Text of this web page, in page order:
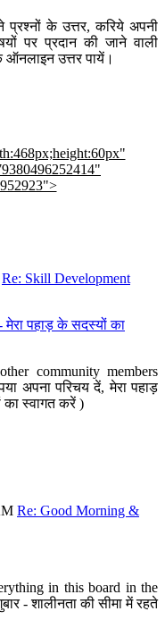
के उत्तर, करिये अपनी
पर प्रदान की जाने वाली
उत्तर पायें।
Re: Skill Development
पहाड़ के सदस्यों का
community members
अपना परिचय दें, मेरा पहाड़
स्वागत करें )
Re: Good Morning &
in this board in the
- शालीनता की सीमा में रहते